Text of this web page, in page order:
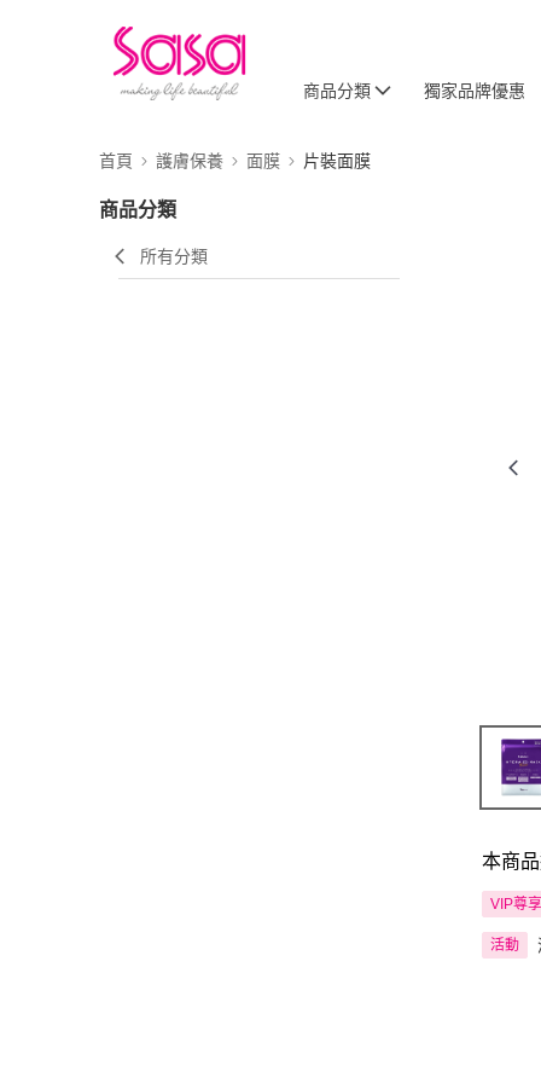
商品分類 獨家品牌優惠
首頁 護膚保養 面膜 片裝面膜
商品分類
所有分類
本商
VIP尊享
活動